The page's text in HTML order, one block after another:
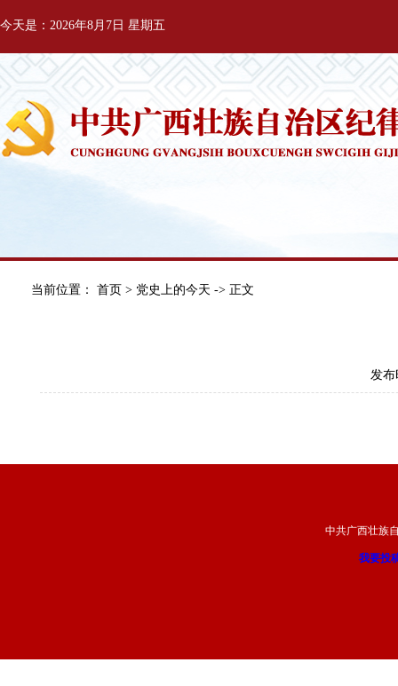
今天是：2026年8月7日 星期五
当前位置： 首页 > 党史上的今天 -> 正文
发布
中共广西壮族
我要投